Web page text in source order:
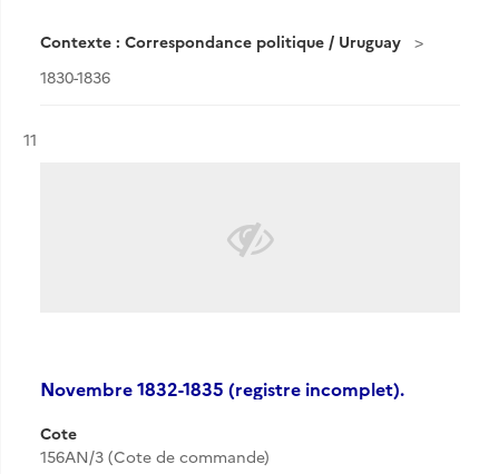
Contexte : Correspondance politique / Uruguay
1830-1836
Résultat n°
11
Novembre 1832-1835 (registre incomplet).
Cote
156AN/3 (Cote de commande)